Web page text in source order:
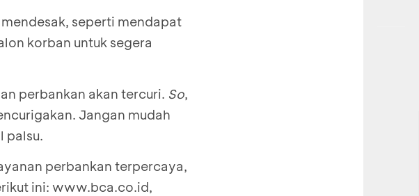
seperti mendapat
korban untuk segera
perbankan akan tercuri. So,
Jangan mudah
palsu.
perbankan terpercaya,
ini: www.bca.co.id,